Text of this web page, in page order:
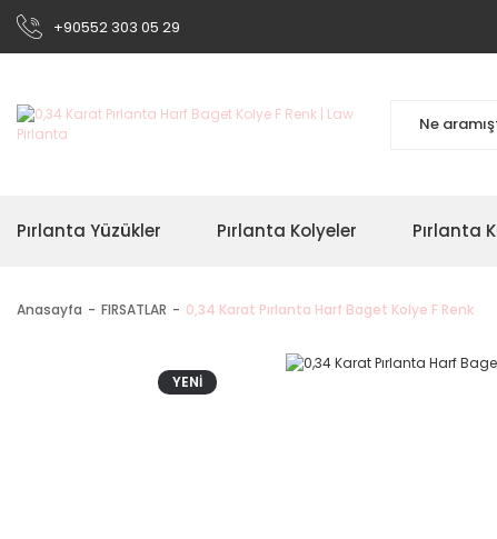
+90552 303 05 29
Pırlanta Yüzükler Pırlanta Kolyeler Pırlanta
Anasayfa FIRSATLAR 0,34 Karat Pırlanta Harf Baget Kolye F Renk
YENİ